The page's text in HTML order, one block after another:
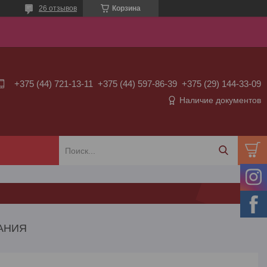
Корзина
26 отзывов
+375 (44) 721-13-11 +375 (44) 597-86-39 +375 (29) 144-33-09
Наличие документов